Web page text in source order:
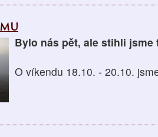
Bylo nás pět, ale stihli
O víkendu 18.10. - 20.10.